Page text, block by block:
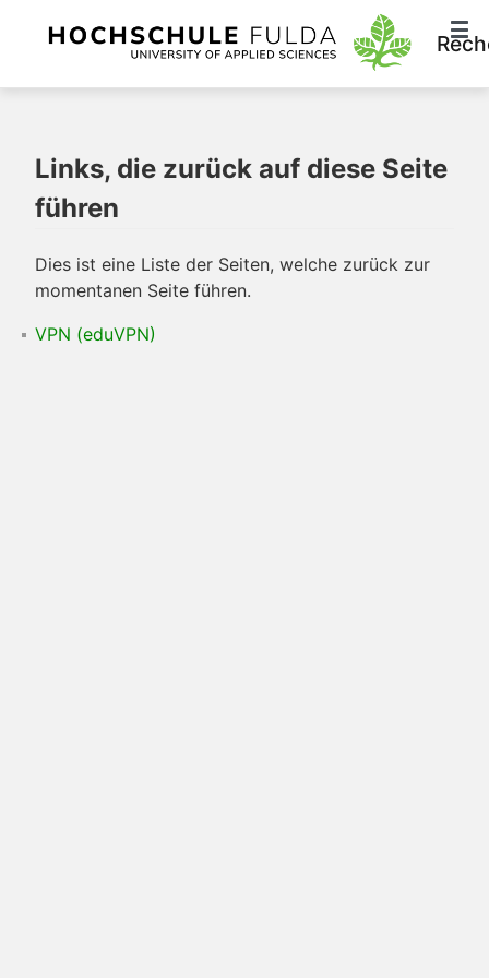
Links, die zurück auf diese Seite
führen
Dies ist eine Liste der Seiten, welche zurück zur
momentanen Seite führen.
VPN (eduVPN)